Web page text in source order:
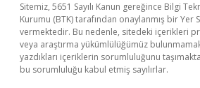
Sitemiz, 5651 Sayılı Kanun gereğince Bilgi
Kurumu (BTK) tarafından onaylanmış bir Yer
vermektedir. Bu nedenle, sitedeki içerikleri
veya araştırma yükümlülüğümüz
yazdıkları içeriklerin sorumluluğunu
bu sorumluluğu kabul etmiş sayılırlar.